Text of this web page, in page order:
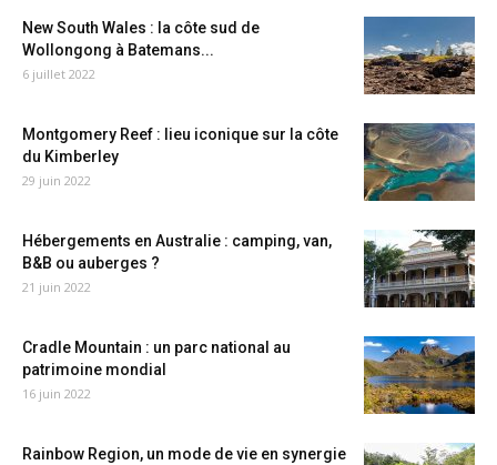
New South Wales : la côte sud de
Wollongong à Batemans...
6 juillet 2022
Montgomery Reef : lieu iconique sur la côte
du Kimberley
29 juin 2022
Hébergements en Australie : camping, van,
B&B ou auberges ?
21 juin 2022
Cradle Mountain : un parc national au
patrimoine mondial
16 juin 2022
Rainbow Region, un mode de vie en synergie